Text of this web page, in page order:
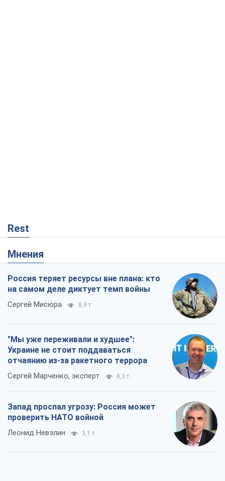
Rest
Мнения
Россия теряет ресурсы вне плана: кто
на самом деле диктует темп войны
Сергей Мисюра 8,9 т.
"Мы уже переживали и худшее":
Украине не стоит поддаваться
отчаянию из-за ракетного террора
Сергей Марченко, эксперт 8,3 т.
Запад проспал угрозу: Россия может
проверить НАТО войной
Леонид Невзлин 3,1 т.